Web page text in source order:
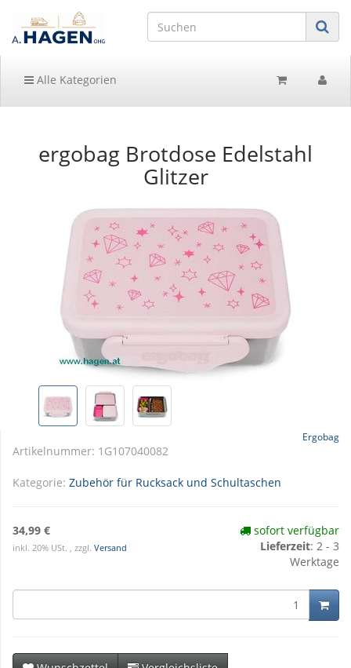
Alle Kategorien
ergobag Brotdose Edelstahl
Glitzer
Ergobag
Artikelnummer: 1G107040082
Kategorie: Zubehör für Rucksack und Schultaschen
34,99 €
inkl. 20% USt. , zzgl. Versand
sofort verfügbar
Lieferzeit: 2 - 3
Werktage